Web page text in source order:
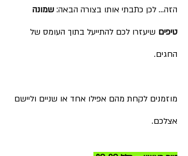
הזה... לכן כתבתי אותו בצורה הבאה: שמונה
טיפים שיעזרו לכם להתייעל בתוך העומס של
החגים.
מוזמנים לקחת מהם אפילו אחד או שניים וליישם
אצלכם.